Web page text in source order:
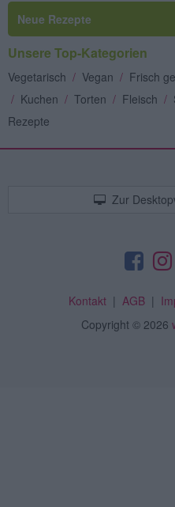
Neue Rezepte
Unsere Top-Kategorien
Vegetarisch / Vegan / Frisch
/ Kuchen / Torten / Fleisch /
Rezepte
Zur
Kontakt| AGB|
Copyright © 2026